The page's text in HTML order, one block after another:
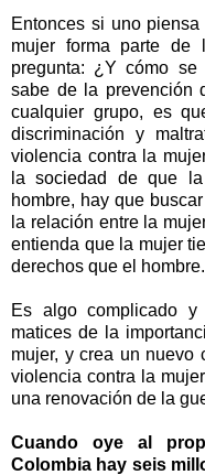
Entonces si uno
mujer forma parte
pregunta: ¿Y cómo
sabe de la prevención
cualquier grupo, es
discriminación y
violencia contra la
la sociedad de que
hombre, hay que
la relación entre la
entienda que la mujer
derechos que el hombre.
Es algo complicado
matices de la
mujer, y crea un nuevo
violencia contra la
una renovación de la
Cuando oye al
Colombia hay seis